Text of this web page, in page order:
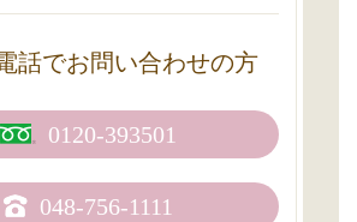
話でお問い合わせの方
0120-393501
048-756-1111